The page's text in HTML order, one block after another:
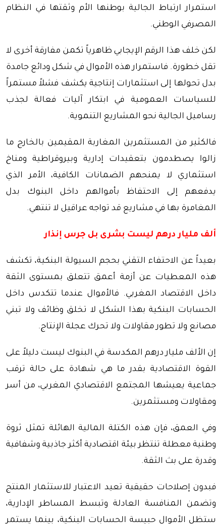
استمرار ارتباط الجالية بوطنها الأم وثقتها في النظام
المصرفي الوطني.
لكن خلف هذا الرقم الإيجابي ظاهرياً تكمن مفارقة أخرى لا
تقل خطورة. فاستمرار هذه الأموال في شكل ودائع جامدة
بدل تحولها إلى استثمارات إنتاجية يكشف فشلاً مستمراً
للسياسات العمومية في ابتكار آليات فعالة لجذب
رساميل الجالية نحو المشاريع التنموية.
فالكثير من المستثمرين المغاربة المقيمين بالخارج ما
زالوا يصطدمون بتعقيدات إدارية وبيروقراطية ومناخ
استثماري لا يمنحهم الضمانات الكافية، الأمر الذي
يدفعهم إلى الاحتفاظ بأموالهم داخل البنوك بدل
المغامرة بها في مشاريع قد تواجه عراقيل لا تنتهي.
ألف مليار درهم ليست بشرى بل جرس إنذار
بعيداً عن الاحتفاء التقني بحجم السيولة البنكية، تكشف
هذه المعطيات عن أزمة أعمق تتعلق بمستوى الثقة
داخل الاقتصاد المغربي. فالأموال عندما تتكدس داخل
الحسابات البنكية بهذا الشكل لا تخلق وظائف ولا تبني
مصانع ولا تطور مقاولات ولا تحرك عجلة الإنتاج.
إن الألف مليار درهم المكدسة في البنوك ليست دليلاً على
القوة الاقتصادية بقدر ما هي شهادة على حالة ترقب
جماعية يعيشها المجتمع الاقتصادي المغربي، من أسر
ومقاولات ومستثمرين.
وفي العمق، فإن هذه الكتلة المالية الهائلة تمثل ثروة
وطنية معطلة تنتظر بيئة اقتصادية أكثر جاذبية وشفافية
وقدرة على بث الثقة.
فبدون إصلاحات حقيقية تعيد الاعتبار للاستثمار المنتج
وتضمن المنافسة العادلة وتبسط المساطر الإدارية،
ستظل الأموال حبيسة الحسابات البنكية، بينما يستمر